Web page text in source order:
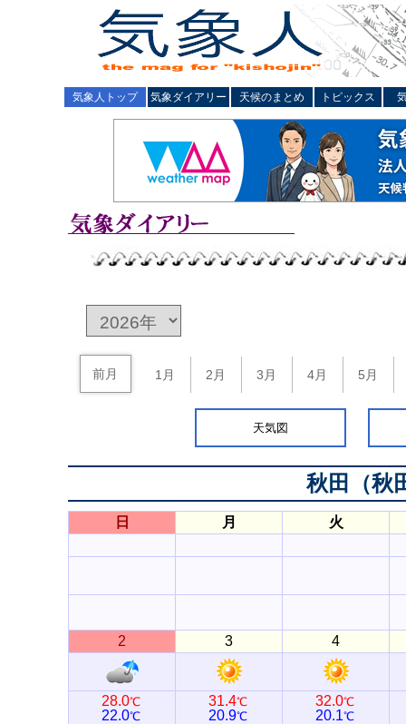
気象人トップ 気象ダイアリー 天候のまとめ トピックス
前月 1月 2月 3月 4月 5月
天気図
秋田（秋
日 月 火
2 3 4
28.0℃
22.0℃
31.4℃
20.9℃
32.0℃
20.1℃